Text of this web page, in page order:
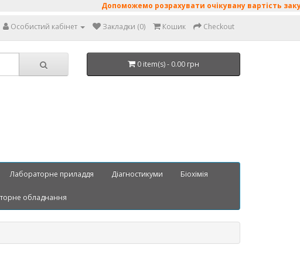
Допоможемо розрахувати очікувану вартість
Особистий кабінет Закладки (0) Кошик Checkout
0 item(s) - 0.00 грн
Лабораторне приладдя Діагностикуми Біохімія
обладнання